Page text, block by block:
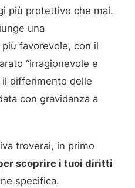
più protettivo che mai.
una
favorevole, con il
“irragionevole e
il differimento delle
con gravidanza a
troverai, in primo
scoprire i tuoi diritti
specifica.